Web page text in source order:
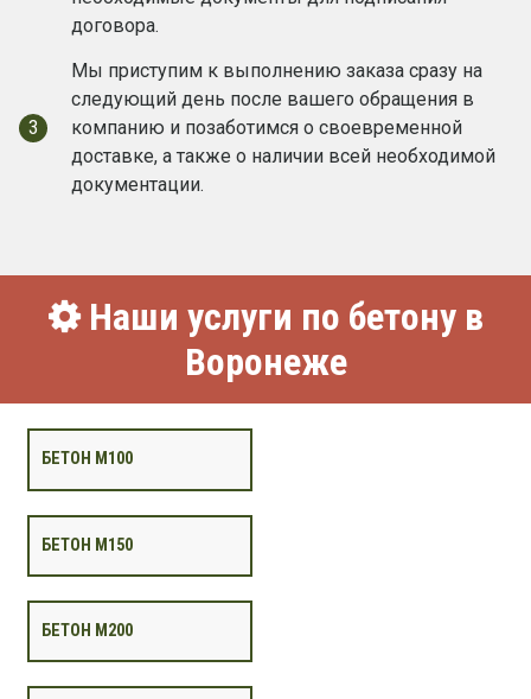
договора.
3
Мы приступим к выполнению заказа сразу на
следующий день после вашего обращения в
компанию и позаботимся о своевременной
доставке, а также о наличии всей необходимой
документации.
Наши услуги по бетону в
Воронеже
БЕТОН М100
БЕТОН М150
БЕТОН М200